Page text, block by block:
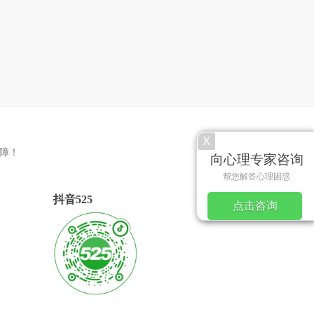
X
向心理专家咨询
帮您解答心理困惑
点击咨询
！
抖音525